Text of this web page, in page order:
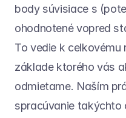
body súvisiace s
ohodnotené vopred
To vedie k celkovému
základe ktorého vás
odmietame. Naším
spracúvanie takýchto